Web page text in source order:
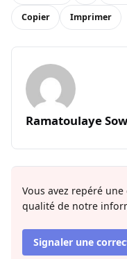
Copier Imprimer
Ramatoulaye Sow
Vous avez repéré
qualité de notre
Signaler une